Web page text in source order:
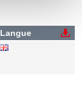
Langue